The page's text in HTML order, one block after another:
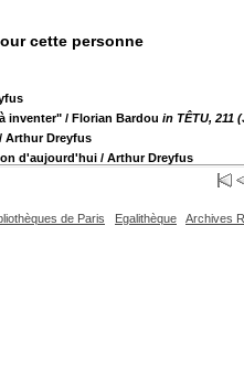
cette personne
inventer" / Florian Bardou in TÊTU, 211
/ Arthur Dreyfus
d'aujourd'hui / Arthur Dreyfus
de Paris Egalithèque Archives